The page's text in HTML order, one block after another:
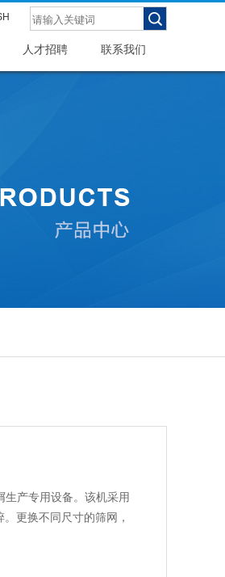
联系我们
人才招聘
产专用设备。该机采用
更换不同尺寸的筛网，